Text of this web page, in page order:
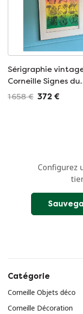
Sérigraphie
Corneille Signes du
Zodiaque
1 658 € 372 €
Configurez
Catégorie
Corneille Objets déco
Corneille Décoration